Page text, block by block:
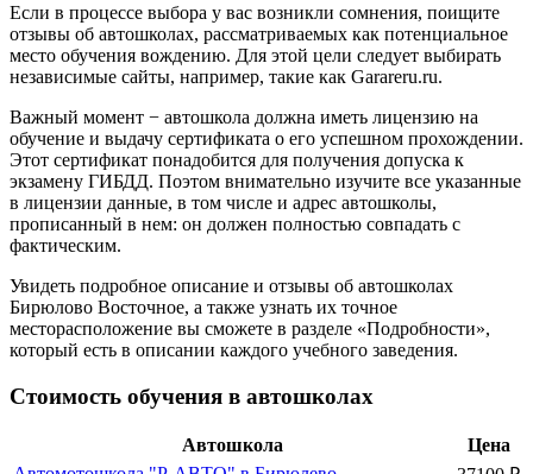
Если в процессе выбора у вас возникли сомнения, поищите
отзывы об автошколах, рассматриваемых как потенциальное
место обучения вождению. Для этой цели следует выбирать
независимые сайты, например, такие как Garareru.ru.
Важный момент − автошкола должна иметь лицензию на
обучение и выдачу сертификата о его успешном прохождении.
Этот сертификат понадобится для получения допуска к
экзамену ГИБДД. Поэтом внимательно изучите все указанные
в лицензии данные, в том числе и адрес автошколы,
прописанный в нем: он должен полностью совпадать с
фактическим.
Увидеть подробное описание и отзывы об автошколах
Бирюлово Восточное, а также узнать их точное
месторасположение вы сможете в разделе «Подробности»,
который есть в описании каждого учебного заведения.
Стоимость обучения в автошколах
Автошкола
Цена